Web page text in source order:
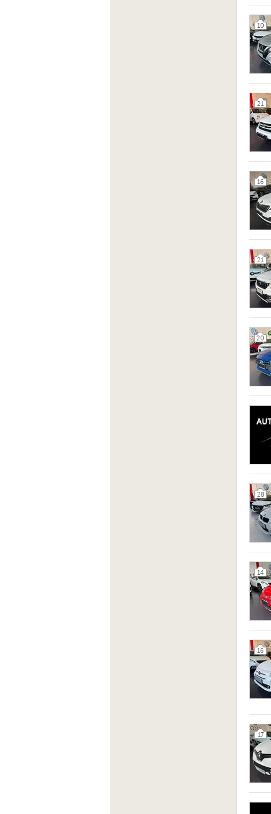
Sito
http://
10
21
16
21
20
28
14
16
17